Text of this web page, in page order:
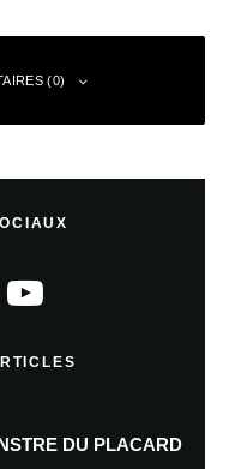
(0)
DU PLACARD